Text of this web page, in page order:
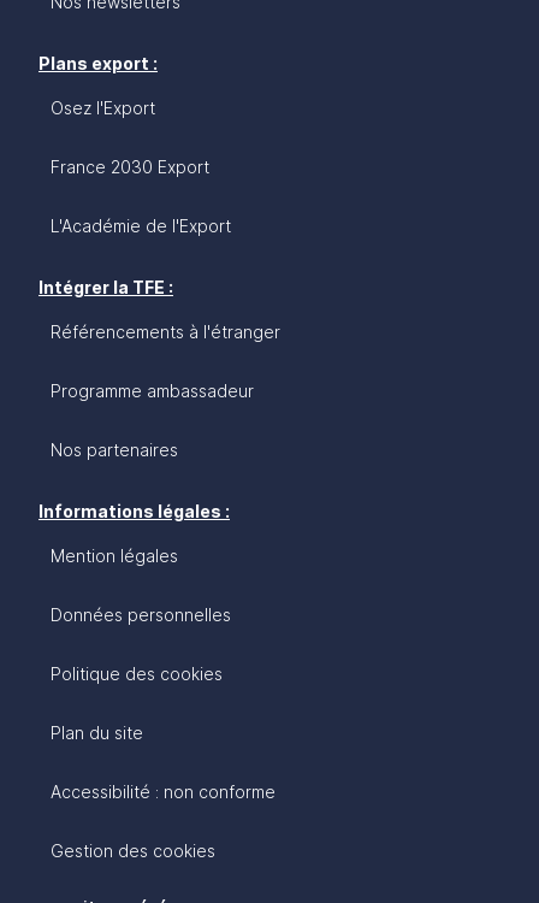
Plans export :
Osez l'Export
France 2030 Export
L'Académie de l'Export
Intégrer la TFE :
Référencements à l'étranger
Programme ambassadeur
Nos partenaires
Informations légales :
Mention légales
Données personnelles
Politique des cookies
Plan du site
Accessibilité : non conforme
Gestion des cookies